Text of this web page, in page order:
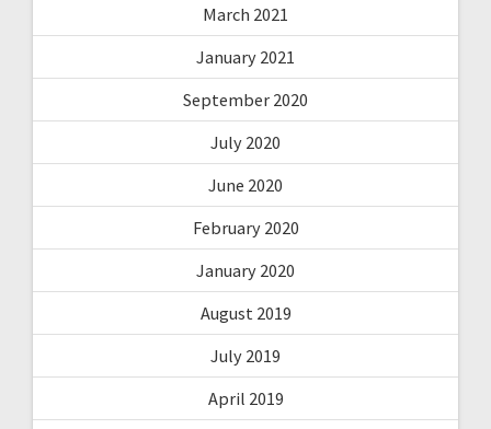
March 2021
January 2021
September 2020
July 2020
June 2020
February 2020
January 2020
August 2019
July 2019
April 2019